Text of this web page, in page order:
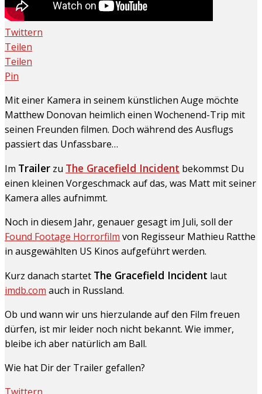
Twittern
Teilen
Teilen
Pin
Mit einer Kamera in seinem künstlichen Auge möchte
Matthew Donovan heimlich einen Wochenend-Trip mit
seinen Freunden filmen. Doch während des Ausflugs
passiert das Unfassbare…
Im Trailer zu The Gracefield Incident bekommst Du
einen kleinen Vorgeschmack auf das, was Matt mit seiner
Kamera alles aufnimmt.
Noch in diesem Jahr, genauer gesagt im Juli, soll der
Found Footage Horrorfilm von Regisseur Mathieu Ratthe
in ausgewählten US Kinos aufgeführt werden.
Kurz danach startet The Gracefield Incident laut
imdb.com auch in Russland.
Ob und wann wir uns hierzulande auf den Film freuen
dürfen, ist mir leider noch nicht bekannt. Wie immer,
bleibe ich aber natürlich am Ball.
Wie hat Dir der Trailer gefallen?